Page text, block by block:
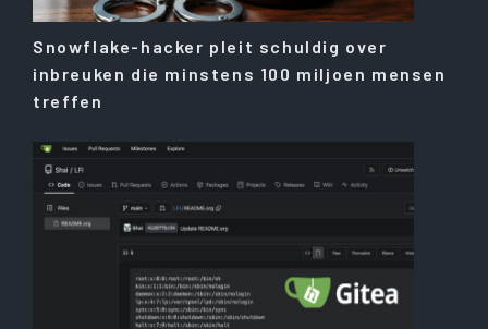
Snowflake-hacker pleit schuldig over
inbreuken die minstens 100 miljoen mensen
treffen